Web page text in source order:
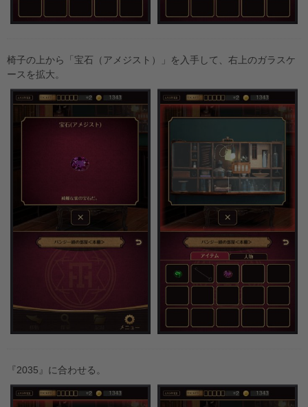
椅子の上から「宝石（アメジスト）」を入手して、右上のガラスケ
ースを拡大。
『2035』に合わせる。